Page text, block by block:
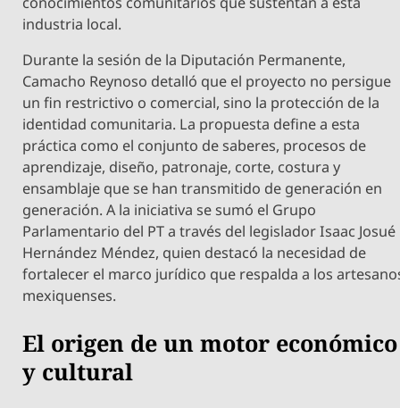
industria local.
​Durante la sesión de la Diputación Permanente,
Camacho Reynoso detalló que el proyecto no persigue
un fin restrictivo o comercial, sino la protección de la
identidad comunitaria. La propuesta define a esta
práctica como el conjunto de saberes, procesos de
aprendizaje, diseño, patronaje, corte, costura y
ensamblaje que se han transmitido de generación en
generación. A la iniciativa se sumó el Grupo
Parlamentario del PT a través del legislador Isaac Josué
Hernández Méndez, quien destacó la necesidad de
fortalecer el marco jurídico que respalda a los
mexiquenses.
​El origen de un motor económico
y cultural